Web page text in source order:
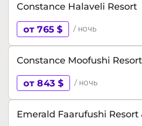
Constance Halaveli Resort
от 765 $ / ночь
Constance Moofushi Resort
от 843 $ / ночь
Emerald Faarufushi Resort